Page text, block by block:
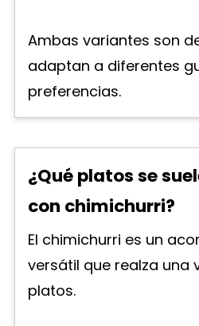
Ambas variantes son
adaptan a diferentes
preferencias.
¿Qué platos se
con chimichurri?
El chimichurri es un
versátil que realza una
platos.